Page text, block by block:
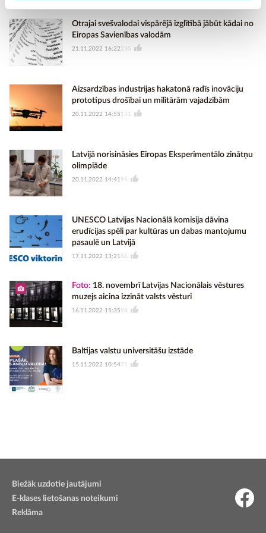
Otrajai svešvalodai vispārējā izglītībā jābūt kādai no
Eiropas Savienības valodām
21.11.2022 16:22 235
Aizsardzības industrijas hakatonā radīs inovāciju
prototipus drošībai un militārām vajadzībām
20.11.2022 14:55 131
Latvijā norisināsies Eiropas Eksperimentālo zinātņu
olimpiāde
20.11.2022 14:41 94
UNESCO Latvijas Nacionālā komisija dāvina
erudīcijas spēli par kultūras un dabas mantojumu
pasaulē un Latvijā
17.11.2022 13:21 86
Foto: 18. novembrī Latvijas Nacionālais vēstures
muzejs aicina izzināt valsts vēsturi
16.11.2022 15:35 98
Baltijas valstu universitāšu izstāde
15.11.2022 10:5471
Biežāk uzdotie jautājumi
E-klases lietošanas noteikumi
Reklāma